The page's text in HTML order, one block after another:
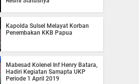
Kapolda Sulsel Melayat Korban
Penembakan KKB Papua
Mabesad Kolenel Inf Henry Batara,
Hadiri Kegiatan Samapta UKP
Periode 1 April 2019